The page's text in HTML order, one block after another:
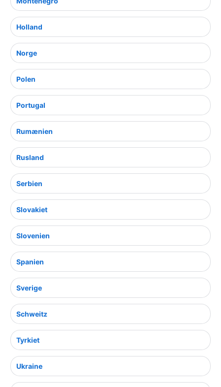
Holland
Norge
Polen
Portugal
Rumænien
Rusland
Serbien
Slovakiet
Slovenien
Spanien
Sverige
Schweitz
Tyrkiet
Ukraine